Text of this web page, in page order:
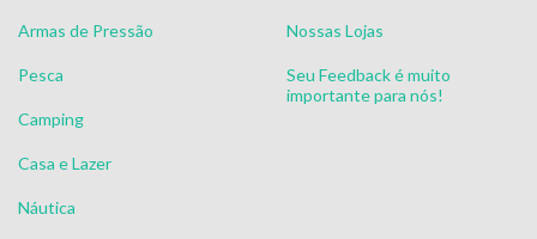
Armas de Pressão
Pesca
Camping
Casa e Lazer
Náutica
Nossas Lojas
Seu Feedback é muito
importante para nós!